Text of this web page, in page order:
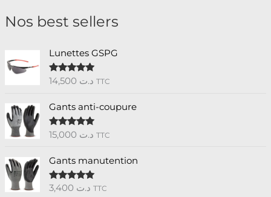
Nos best sellers
Lunettes GSPG
Note5.00د.ت TTC
Gants anti-coupure
Note5.00د.ت TTC
Gants manutention
Note5.00د.ت TTC